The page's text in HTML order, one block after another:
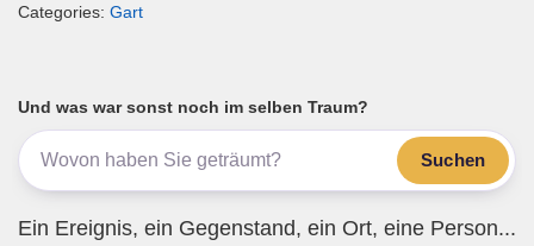
ail c
b
o
o
k
a
m
A
p
p
Categories: Gart
Und was war sonst noch im selben Traum?
Suchen
Ein Ereignis, ein Gegenstand, ein Ort, eine Person...